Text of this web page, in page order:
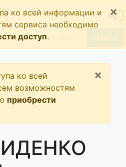
ко всей информации и
сервиса необходимо
доступ.
×
ко всей
возможностям
приобрести
×